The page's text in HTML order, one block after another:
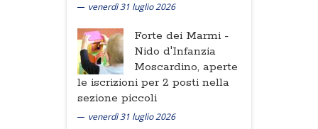
venerdì 31 luglio 2026
Forte dei Marmi -
Nido d'Infanzia
Moscardino, aperte
le iscrizioni per 2 posti nella
sezione piccoli
venerdì 31 luglio 2026